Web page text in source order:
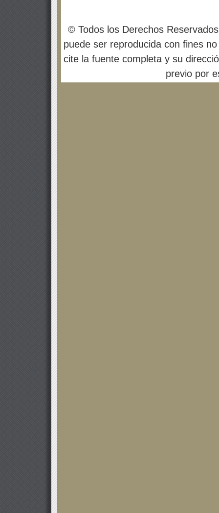
© Todos los Derechos
puede ser reproducida con fines
cite la fuente completa y su
previo por